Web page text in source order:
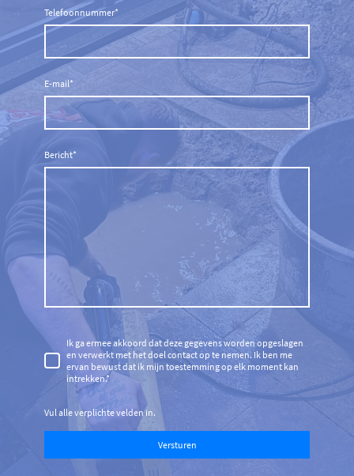
Telefoonnummer*
E-mail*
Bericht*
Ik ga ermee akkoord dat deze gegevens worden opgeslagen
en verwerkt met het doel contact op te nemen. Ik ben me
ervan bewust dat ik mijn toestemming op elk moment kan
intrekken.*
Vul alle verplichte velden in.
Versturen